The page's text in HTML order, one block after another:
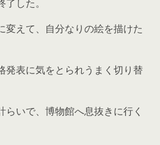
した。
変えて、自分なりの絵を描けた
発表に気をとられうまく切り替
らいで、博物館へ息抜きに行く